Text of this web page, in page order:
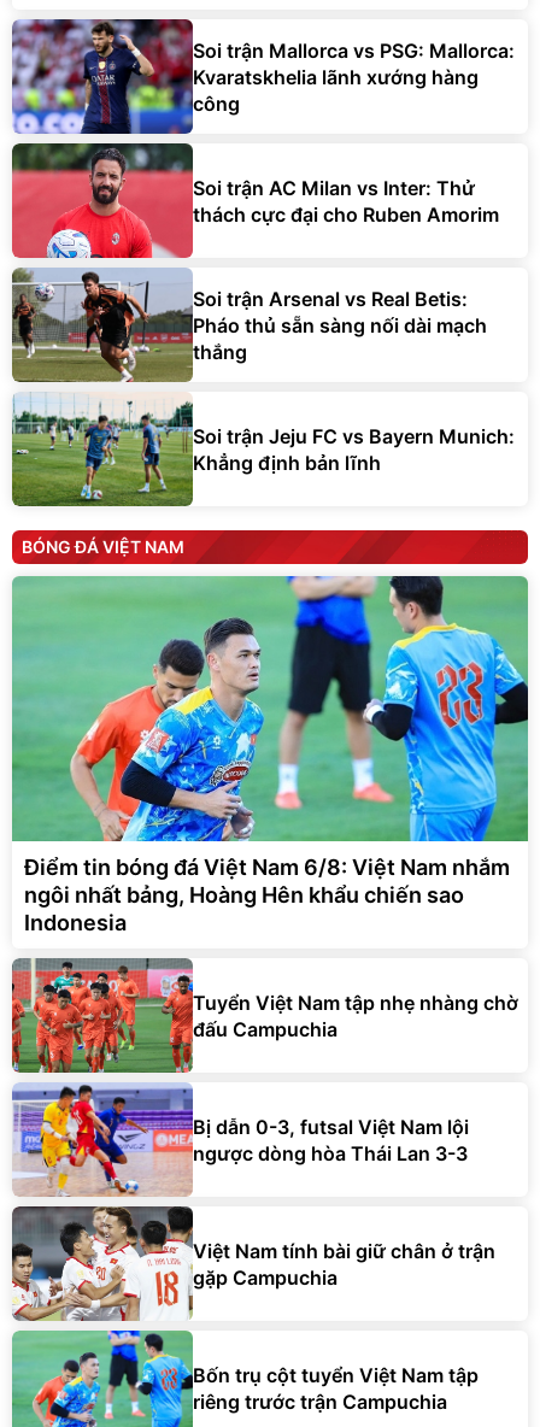
Soi trận Mallorca vs PSG: Mallorca:
Kvaratskhelia lãnh xướng hàng
công
Soi trận AC Milan vs Inter: Thử
thách cực đại cho Ruben Amorim
Soi trận Arsenal vs Real Betis:
Pháo thủ sẵn sàng nối dài mạch
thắng
Soi trận Jeju FC vs Bayern Munich:
Khẳng định bản lĩnh
BÓNG ĐÁ VIỆT NAM
Điểm tin bóng đá Việt Nam 6/8: Việt Nam nhắm
ngôi nhất bảng, Hoàng Hên khẩu chiến sao
Indonesia
Tuyển Việt Nam tập nhẹ nhàng chờ
đấu Campuchia
Bị dẫn 0-3, futsal Việt Nam lội
ngược dòng hòa Thái Lan 3-3
Việt Nam tính bài giữ chân ở trận
gặp Campuchia
Bốn trụ cột tuyển Việt Nam tập
riêng trước trận Campuchia